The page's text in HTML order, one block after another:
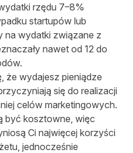
rzędu 7–8%
startupów lub
na wydatki związane z
nawet od 12 do
że wydajesz pieniądze
się do realizacji
celów marketingowych.
być kosztowne, więc
Ci najwięcej korzyści
jednocześnie